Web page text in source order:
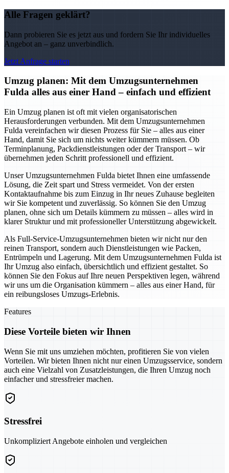
Alle Fragen geklärt?
Dann probieren Sie es jetzt aus und fordern Sie Ihr individuelles
Angebot an – ganz unverbindlich.
Jetzt Anfrage starten
Umzug planen: Mit dem Umzugsunternehmen
Fulda alles aus einer Hand – einfach und effizient
Ein Umzug planen ist oft mit vielen organisatorischen
Herausforderungen verbunden. Mit dem Umzugsunternehmen
Fulda vereinfachen wir diesen Prozess für Sie – alles aus einer
Hand, damit Sie sich um nichts weiter kümmern müssen. Ob
Terminplanung, Packdienstleistungen oder der Transport – wir
übernehmen jeden Schritt professionell und effizient.
Unser Umzugsunternehmen Fulda bietet Ihnen eine umfassende
Lösung, die Zeit spart und Stress vermeidet. Von der ersten
Kontaktaufnahme bis zum Einzug in Ihr neues Zuhause begleiten
wir Sie kompetent und zuverlässig. So können Sie den Umzug
planen, ohne sich um Details kümmern zu müssen – alles wird in
klarer Struktur und mit professioneller Unterstützung abgewickelt.
Als Full-Service-Umzugsunternehmen bieten wir nicht nur den
reinen Transport, sondern auch Dienstleistungen wie Packen,
Entrümpeln und Lagerung. Mit dem Umzugsunternehmen Fulda ist
Ihr Umzug also einfach, übersichtlich und effizient gestaltet. So
können Sie den Fokus auf Ihre neuen Perspektiven legen, während
wir uns um die Organisation kümmern – alles aus einer Hand, für
ein reibungsloses Umzugs-Erlebnis.
Features
Diese Vorteile bieten wir Ihnen
Wenn Sie mit uns umziehen möchten, profitieren Sie von vielen
Vorteilen. Wir bieten Ihnen nicht nur einen Umzugsservice, sondern
auch eine Vielzahl von Zusatzleistungen, die Ihren Umzug noch
einfacher und stressfreier machen.
Stressfrei
Unkompliziert Angebote einholen und vergleichen